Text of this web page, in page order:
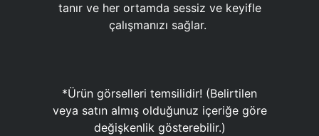
tanır ve her ortamda sessiz ve keyifle
çalışmanızı sağlar.
*Ürün görselleri temsilidir! (Belirtilen
veya satın almış olduğunuz içeriğe göre
değişkenlik gösterebilir.)